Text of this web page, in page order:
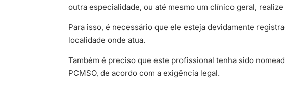
outra especialidade, ou até mesmo um clínico geral, realize
Para isso, é necessário que ele esteja devidamente
localidade onde atua.
Também é preciso que este profissional tenha sido
PCMSO, de acordo com a exigência legal.